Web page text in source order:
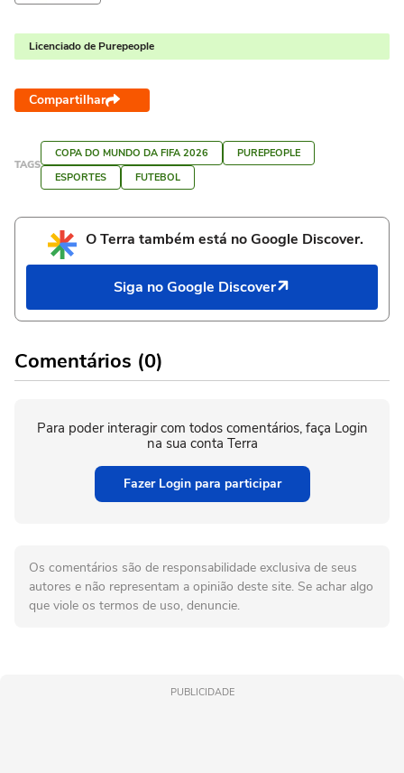
Licenciado de Purepeople
Compartilhar
TAGS
COPA DO MUNDO DA FIFA 2026
PUREPEOPLE
ESPORTES
FUTEBOL
O Terra também está no Google Discover.
Siga no Google Discover
Comentários (0)
Para poder interagir com todos comentários, faça Login
na sua conta Terra
Fazer Login para participar
Os comentários são de responsabilidade exclusiva de seus
autores e não representam a opinião deste site. Se achar algo
que viole os termos de uso, denuncie.
PUBLICIDADE